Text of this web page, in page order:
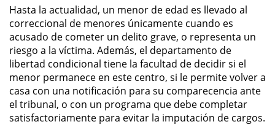
Robo en Tiendas
Robo PC 459
Delincuencia Juvenil
Audiencias de Detención
Hasta la actualidad, un menor de edad es llevado al
correccional de menores únicamente cuando es
acusado de cometer un delito grave, o representa un
riesgo a la víctima. Además, el departamento de
libertad condicional tiene la facultad de decidir si el
menor permanece en este centro, si le permite volver a
casa con una notificación para su comparecencia ante
el tribunal, o con un programa que debe completar
satisfactoriamente para evitar la imputación de cargos.